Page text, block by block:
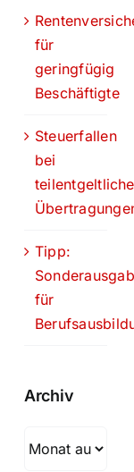
für
geringfügig
Beschäftigte
Steuerfallen
bei
Tipp:
für
Archiv